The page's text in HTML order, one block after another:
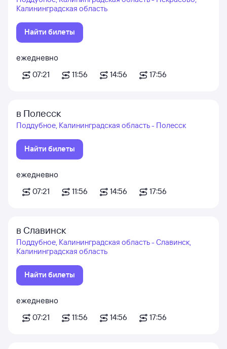
Калининградская область
Найти билеты
ежедневно
07:21
11:56 14:56 17:56
в Полесск
Поддубное, Калининградская область - Полесск
Найти билеты
ежедневно
07:21
11:56 14:56 17:56
в Славинск
Поддубное, Калининградская область - Славинск,
Калининградская область
Найти билеты
ежедневно
07:21
11:56 14:56 17:56